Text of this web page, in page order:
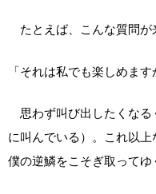
たとえば、こんな質問が
「それは私でも楽しめます
思わず叫び出したくなる
に叫んでいる）。これ以
僕の逆鱗をこそぎ取ってゆ